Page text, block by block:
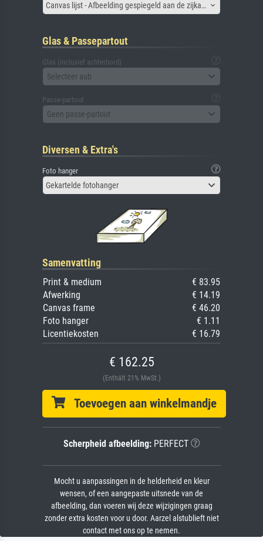
Canvas lijst - Afbeelding gespiegeld aan de zijkant
Glas & Passepartout
Glas (inclusief achterbord)
Selecteer aub
Passe-partout
Geen passe-partout
Diversen & Extra's
Foto hanger
Gekartelde fotohanger
Samenvatting
Print & medium
€ 83.95
Afwerking
€ 14.19
Canvas frame
€ 46.20
Foto hanger
€ 1.11
Licentiekosten
€ 16.79
€ 162.25
(Enthält 21% MwSt.)
Toevoegen aan winkelmandje
Scherpheid afbeelding:PERFECT
Mocht u aanpassingen in de helderheid en kleur
wensen, of een aangepaste uitsnede van de
afbeelding, dan voeren wij deze wijzigingen graag
zonder extra kosten voor u door. Aarzel alstublieft niet
contact met ons op te nemen.